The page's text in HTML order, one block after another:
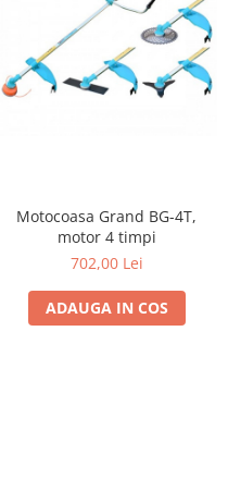
Motocoasa Grand BG-4T,
motor 4 timpi
702,00 Lei
ADAUGA IN COS